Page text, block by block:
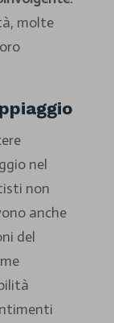
molte
nel
non
anche
del